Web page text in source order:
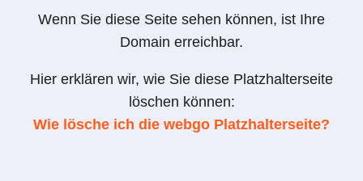
Wenn Sie diese Seite sehen können, ist Ihre
Domain erreichbar.
Hier erklären wir, wie Sie diese Platzhalterseite
löschen können:
Wie lösche ich die webgo Platzhalterseite?